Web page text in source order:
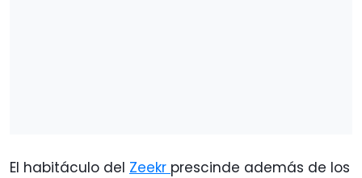
El habitáculo del Zeekr prescinde además de los